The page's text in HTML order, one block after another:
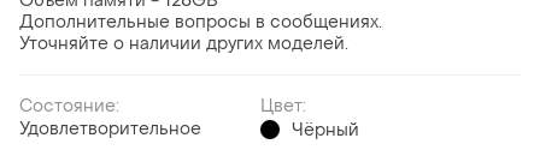
Дополнительные вопросы в сообщениях.
Уточняйте о наличии других моделей.
Состояние:
Удовлетворительное
Цвет:
Чёрный